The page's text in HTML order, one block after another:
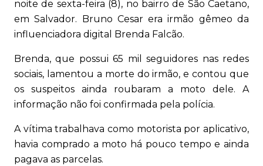
noite de sexta-feira (8), no bairro de São Caetano,
em Salvador. Bruno Cesar era irmão gêmeo da
influenciadora digital Brenda Falcão.
Brenda, que possui 65 mil seguidores nas redes
sociais, lamentou a morte do irmão, e contou que
os suspeitos ainda roubaram a moto dele. A
informação não foi confirmada pela polícia.
A vítima trabalhava como motorista por aplicativo,
havia comprado a moto há pouco tempo e ainda
pagava as parcelas.